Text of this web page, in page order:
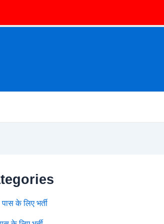
पास के लिए भर्ती